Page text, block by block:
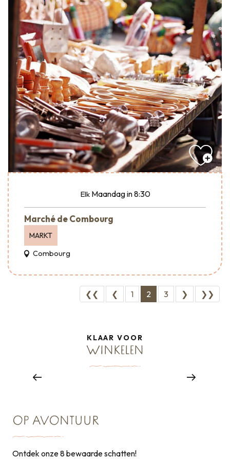
Elk Maandagin 8:30
Marché de Combourg
MARKT
Combourg
❮❮ ❮ 1 2 3 ❯ ❯❯
KLAAR VOOR
WINKELEN
OP AVONTUUR
Ontdek onze 8 bewaarde schatten!